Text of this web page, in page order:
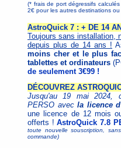
(* frais de port dégressifs
2€ pour les autres destinations
AstroQuick 7 : + DE 14
Toujours sans installation,
depuis plus de 14 ans !
moins cher et le plus
tablettes et ordinateurs
de seulement 3€99 !
DÉCOUVREZ
Jusqu'au 19 mai 2024,
PERSO avec la licence
une licence de 12 mois
offerts !AstroQuick 7.8
toute nouvelle souscription,
commande)